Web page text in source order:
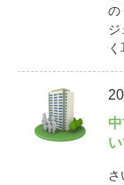
の
ジ
さ